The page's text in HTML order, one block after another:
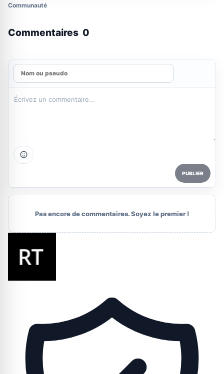
Communauté
Commentaires 0
PUBLIER
Pas encore de commentaires. Soyez le premier !